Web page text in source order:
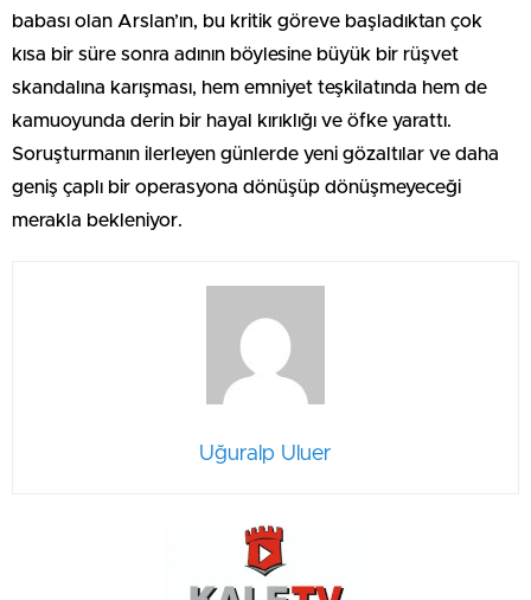
babası olan Arslan’ın, bu kritik göreve başladıktan çok
kısa bir süre sonra adının böylesine büyük bir rüşvet
skandalına karışması, hem emniyet teşkilatında hem de
kamuoyunda derin bir hayal kırıklığı ve öfke yarattı.
Soruşturmanın ilerleyen günlerde yeni gözaltılar ve daha
geniş çaplı bir operasyona dönüşüp dönüşmeyeceği
merakla bekleniyor.
Uğuralp Uluer